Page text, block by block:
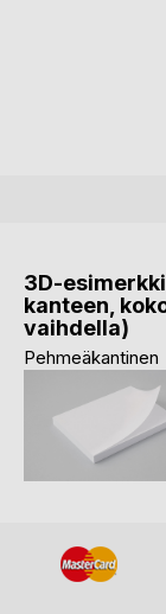
3D-
kanteen,
vaihdella)
Pehmeäkantinen